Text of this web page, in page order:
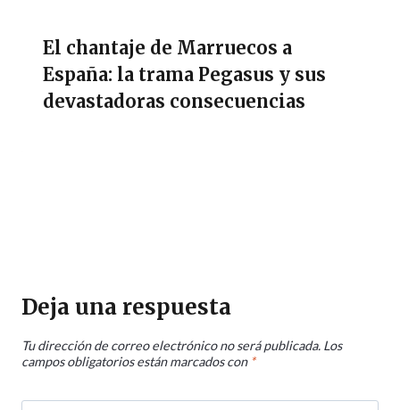
El chantaje de Marruecos a
España: la trama Pegasus y sus
devastadoras consecuencias
Deja una respuesta
Tu dirección de correo electrónico no será publicada. Los
campos obligatorios están marcados con *